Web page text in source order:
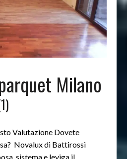
Milano
Valutazione Dovete
Novalux di Battirossi
sistema e leviga il…